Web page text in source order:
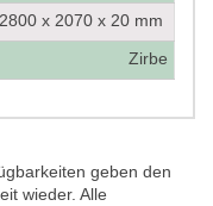
2800 x 2070 x 20 mm
Zirbe
geben den
wieder. Alle